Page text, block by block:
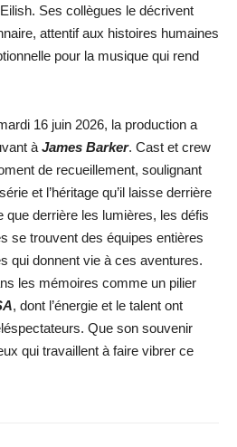
Ses collègues le décrivent
attentif aux histoires humaines
pour la musique qui rend
16 juin 2026, la production a
à James Barker. Cast et crew
de recueillement, soulignant
et l’héritage qu’il laisse derrière
que derrière les lumières, les défis
se trouvent des équipes entières
qui donnent vie à ces aventures.
les mémoires comme un pilier
, dont l’énergie et le talent ont
Que son souvenir
qui travaillent à faire vibrer ce